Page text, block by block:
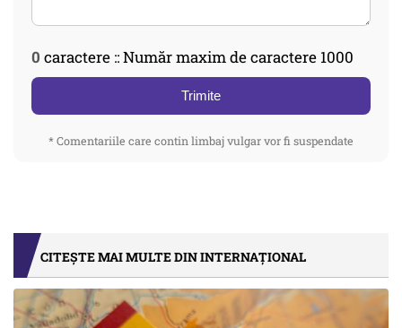
0 caractere :: Număr maxim de caractere 1000
Trimite
* Comentariile care contin limbaj vulgar vor fi suspendate
CITEȘTE MAI MULTE DIN INTERNAȚIONAL